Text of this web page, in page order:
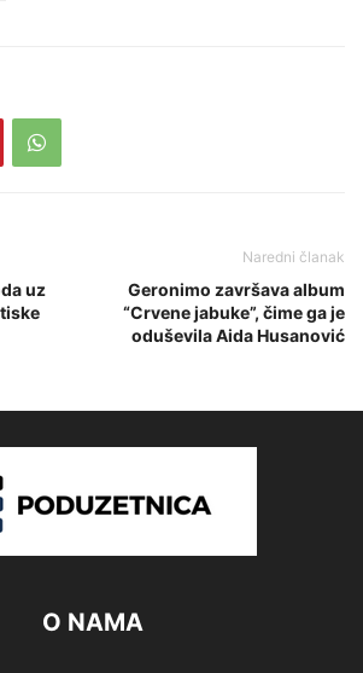
uz
Naredni članak
Geronimo završava album
“Crvene jabuke”, čime ga je
oduševila Aida Husanović
O NAMA